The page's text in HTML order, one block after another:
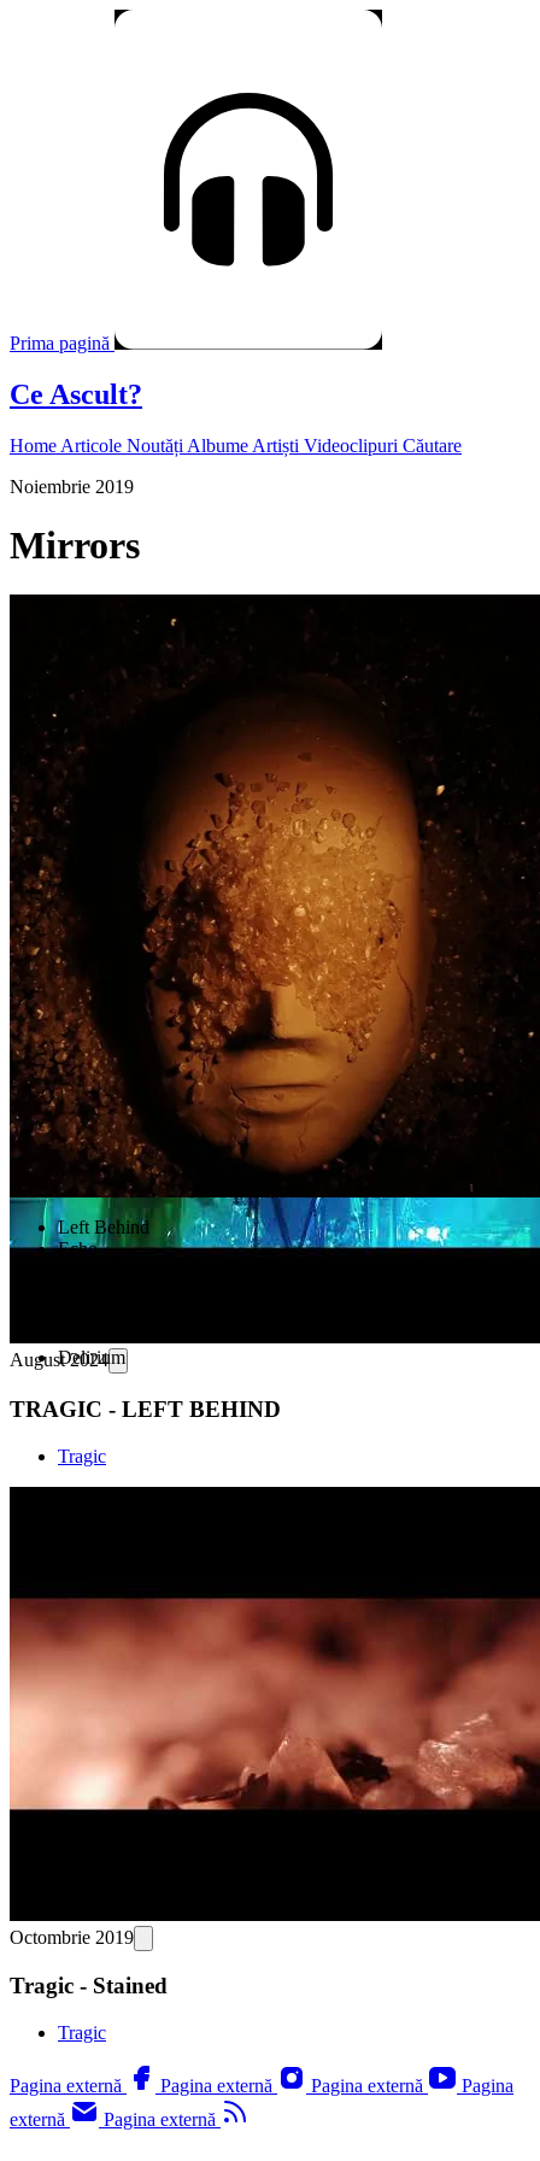
Prima pagină
Ce Ascult?
Home Articole Noutăți Albume Artiști Videoclipuri Căutare
Noiembrie 2019
Mirrors
Left Behind
Echo
Delirium
Pagina externă
Pagina externă
Pagina externă
TTragic
Videoclipuri
August 2024
TRAGIC - LEFT BEHIND
Tragic
Octombrie 2019
Tragic - Stained
Tragic
Pagina externă Pagina externă Pagina externă
Pagina
externă
Pagina externă